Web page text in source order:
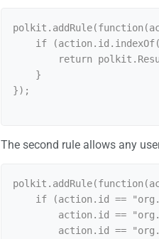
});
The second rule allows any